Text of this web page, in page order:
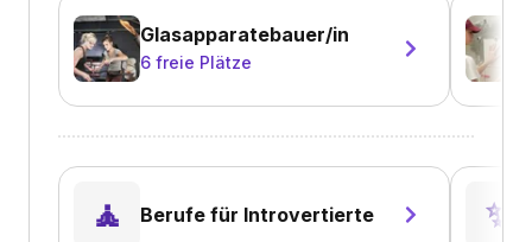
Glasapparatebauer/in
6 freie Plätze
🧘 Berufe für Introvertierte ✨️